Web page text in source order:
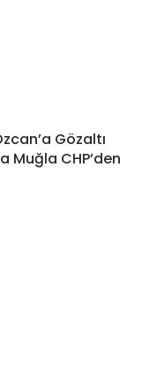
Gözaltı
Muğla CHP’den